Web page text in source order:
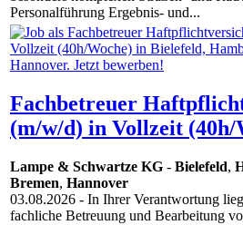
Personalführung Ergebnis- und...
Fachbetreuer
(m/w/d) in Vollzeit (40h/
Lampe & Schwartze KG - Bielefeld,
Bremen, Hannover
03.08.2026 - In Ihrer Verantwortung
fachliche Betreuung und Bearbeitung